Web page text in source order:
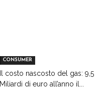
CONSUMER
Il costo nascosto del gas: 9,5
Miliardi di euro all’anno il...